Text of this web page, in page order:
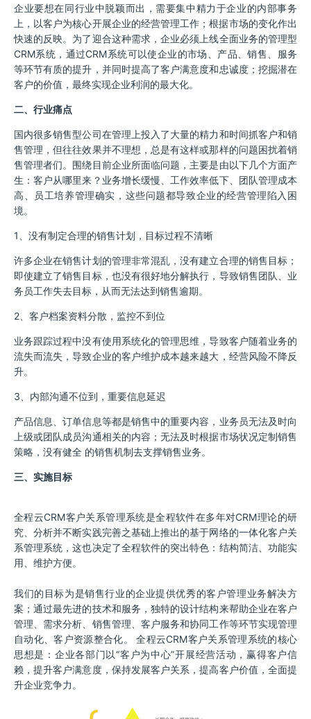
企业要想在同行业中脱颖而出，需要集中精力于企业的内部事务
上，以客户为核心开展企业的经营管理工作；根据市场的变化作出
快速的反映。为了迎合这种需求，企业必须上线全面业务的管理型
CRM系统，通过CRM系统可以使企业的市场、产品、销售、服务
等环节有质的提升，并同时提高了客户满意度和忠诚度；挖掘潜在
客户的价值，最终实现企业利润的最大化。
二、行业痛点
国内很多销售型公司在管理上投入了大量的精力和时间抓客户和销
售管理，但往往效果并不理想，总是有这样或那样的问题困扰着销
售管理者们。围绕目前企业所面临问题，主要是由以下几个方面产
生：客户从哪里来？业务增长缓慢、工作效率低下、团队管理成本
高、员工培养管理确实，这些问题都导致企业的经营管理陷入困
境。
1、没有制定合理的销售计划，目标过程不清晰
许多企业在销售计划的管理非常混乱，没有建立合理的销售目标；
即使建立了销售目标，也没有很好地分解执行，导致销售团队、业
务员工作失去目标，从而无法达到销售逾期。
2、客户档案资料分散，监控不到位
业务跟踪过程中没有使用系统化的管理思维，导致客户随着业务的
流失而流失，导致企业的客户维护成本越来越大，经营风险不降反
升。
3、内部沟通不位到，重要信息延迟
产品信息、订单信息等都是销售中的重要内容，业务员无法及时向
上级或团队成员沟通相关的内容；无法及时根据市场状况定制销售
策略，没有健全 的销售机制去支撑销售业务。
三、实施目标
全程云CRM客户关系管理系统是全程软件在多年对CRM理论的研
究、分析并不断实践完善之基础上推出的基于网络的一体化客户关
系管理系统，这也决定了全程软件的突出特色：结构简洁、功能实
用、维护方便。
我们的目标为是销售行业的企业提供优秀的客户管理业务解决方
案；通过最先进的技术和服务，独特的设计结构来帮助企业在客户
管理、需求分析、销售管理、客户服务和协同工作等环节实现管理
自动化、客户资源整合化。 全程云CRM客户关系管理系统的核心
思想是：企业各部门以“客户为中心”开展经营活动，赢得客户信
赖，提升客户满意度，保持发展客户关系，提高客户价值，全面提
升企业竞争力。